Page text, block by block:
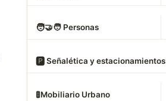
🧑‍🤝‍🧑 Personas
🅿️ Señalética y estacionamientos
🚦Mobiliario Urbano